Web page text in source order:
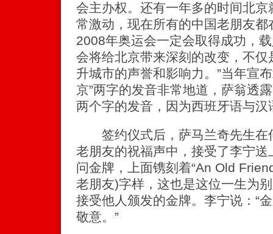
会主办权。还有一年多的时间北
常激动，现在所有的中国老朋友
2008年奥运会一定会取得成功，
会将给北京带来深刻的改变，不
升城市的声誉和影响力。”当年宣
京”两字的发音非常地道，萨翁透
两个字的发音，因为西班牙语与汉
签约仪式后，萨马兰奇先生在
老朋友的祝福声中，接受了李宁
问金牌，上面镌刻着“An Old
老朋友)字样，这也是这位一生为
接受他人颁发的金牌。李宁说：“
敬意。”